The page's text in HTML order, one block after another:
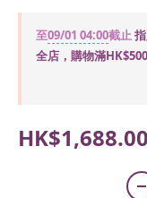
至09/01 04:00截止
全店，購物滿
HK$1,688.00